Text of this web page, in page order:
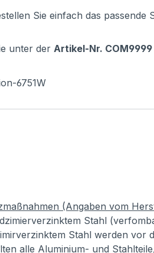
Sie einfach das
unter der Artikel-Nr. COM9999
(Angaben vom
Stahl
Stahl werden
alle Aluminium- und